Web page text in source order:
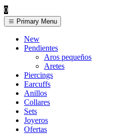
0
YOodc
𝑻𝒊𝒆𝒏𝒅𝒂 𝒅𝒆 𝒋𝒐𝒚𝒂𝒔.
Primary Menu
New
Pendientes
Aros pequeños
Aretes
Piercings
Earcuffs
Anillos
Collares
Sets
Joyeros
Ofertas